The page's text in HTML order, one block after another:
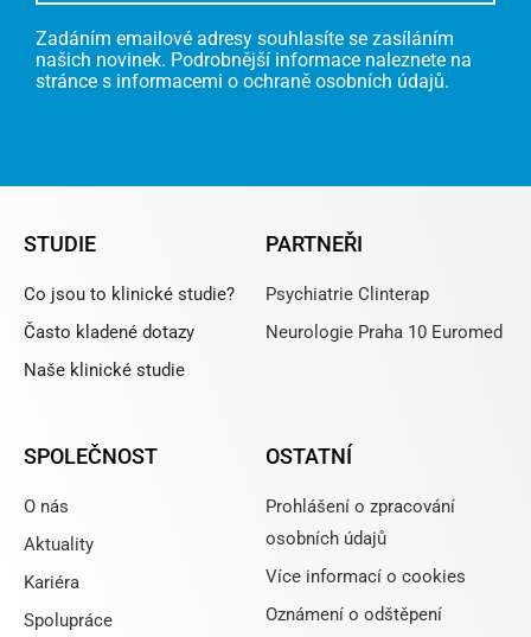
Zadáním emailové adresy souhlasíte se zasíláním
našich novinek. Podrobnější informace naleznete na
stránce s informacemi o ochraně osobních údajů.
STUDIE
Co jsou to klinické studie?
Často kladené dotazy
Naše klinické studie
PARTNEŘI
Psychiatrie Clinterap
Neurologie Praha 10 Euromed
SPOLEČNOST
O nás
Aktuality
Kariéra
Spolupráce
OSTATNÍ
Prohlášení o zpracování
osobních údajů
Více informací o cookies
Oznámení o odštěpení